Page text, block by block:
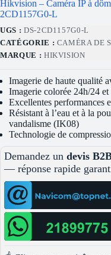
Hikvision – Caméra IP à
2CD1157G0-L
UGS : DS-2CD1157G0-L
CATÉGORIE : CAMÉRA DE
MARQUE : HIKVISION
Imagerie de haute qualité
Imagerie colorée 24h/24
Excellentes performances
Résistant à l’eau et à la
vandalisme (IK08)
Technologie de
Demandez un devis
— réponse rapide